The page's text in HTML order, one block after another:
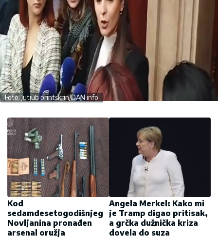
Foto: Jutjub printskrin/DAN info
Kod
sedamdesetogodišnjeg
Novljanina pronađen
arsenal oružja
Angela Merkel: Kako mi
je Tramp digao pritisak,
a grčka dužnička kriza
dovela do suza